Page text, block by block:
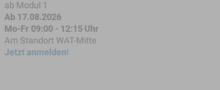
ab Modul 1
Ab 17.08.2026
Mo-Fr 09:00 - 12:15 Uhr
Am Standort WAT-Mitte
Jetzt anmelden!